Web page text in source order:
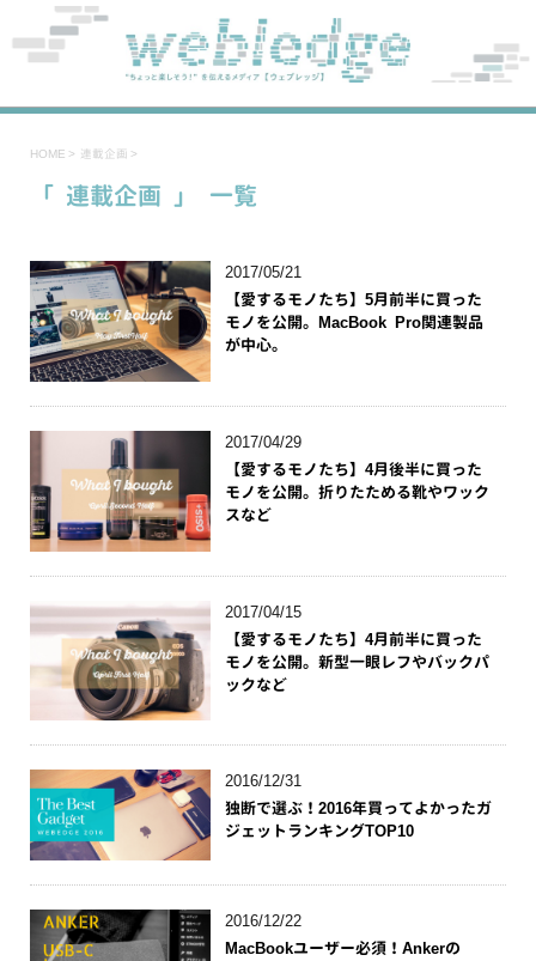
HOME > 連載企画 >
「 連載企画 」 一覧
2017/05/21
【愛するモノたち】5月前半に買った
モノを公開。MacBook Pro関連製品
が中心。
2017/04/29
【愛するモノたち】4月後半に買った
モノを公開。折りたためる靴やワック
スなど
2017/04/15
【愛するモノたち】4月前半に買った
モノを公開。新型一眼レフやバックパ
ックなど
2016/12/31
独断で選ぶ！2016年買ってよかったガ
ジェットランキングTOP10
2016/12/22
MacBookユーザー必須！Ankerの